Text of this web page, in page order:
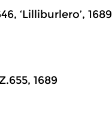
‘Lilliburlero’, 1689
1689